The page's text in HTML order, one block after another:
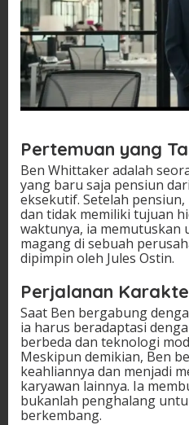
Pertemuan yang
Ben Whittaker adalah
yang baru saja pensiun
eksekutif. Setelah
dan tidak memiliki tujuan
waktunya, ia
magang di sebuah
dipimpin oleh Jules Ostin.
Perjalanan
Saat Ben bergabung
ia harus beradaptasi
berbeda dan teknologi
Meskipun demikian, Ben
keahliannya dan menjadi
karyawan lainnya. Ia
bukanlah penghalang
berkembang.